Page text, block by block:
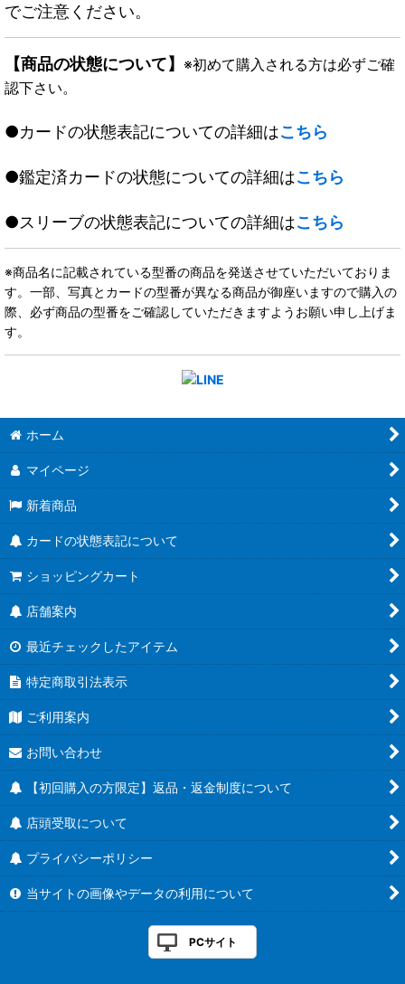
でご注意ください。
【商品の状態について】 ※初めて購入される方は必ずご確
認下さい。
●カードの状態表記についての詳細はこちら
●鑑定済カードの状態についての詳細はこちら
●スリーブの状態表記についての詳細はこちら
※商品名に記載されている型番の商品を発送させていただいておりま
す。一部、写真とカードの型番が異なる商品が御座いますので購入の
際、必ず商品の型番をご確認していただきますようお願い申し上げま
す。
ホーム
マイページ
新着商品
カードの状態表記について
ショッピングカート
店舗案内
最近チェックしたアイテム
特定商取引法表示
ご利用案内
お問い合わせ
【初回購入の方限定】返品・返金制度について
店頭受取について
プライバシーポリシー
当サイトの画像やデータの利用について
PCサイト